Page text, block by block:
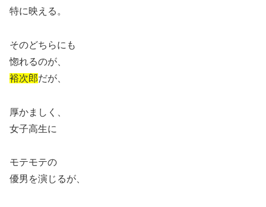
特に映える。
そのどちらにも
惚れるのが、
裕次郎だが、
厚かましく、
女子高生に
モテモテの
優男を演じるが、